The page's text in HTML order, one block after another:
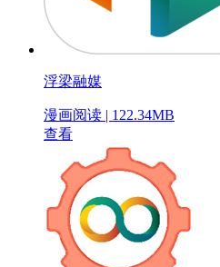
浮梁融媒
漫画阅读 | 122.34MB
查看